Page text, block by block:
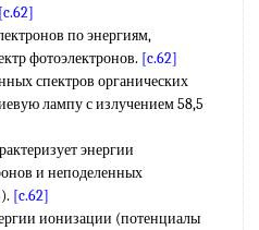
[c.62]
по энергиям,
фотоэлектронов. [c.62]
спектров органических
лампу с излучением 58,5
энергии
и неподеленных
[c.62]
ионизации (потенциалы